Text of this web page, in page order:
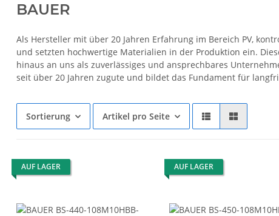
BAUER
Als Hersteller mit über 20 Jahren Erfahrung im Bereich PV,
und setzten hochwertige Materialien in der Produktion ein.
hinaus an uns als zuverlässiges und ansprechbares
seit über 20 Jahren zugute und bildet das Fundament für
Sortierung Artikel pro Seite
AUF LAGER AUF LAGER